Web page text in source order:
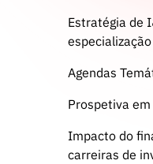
Estratégia de
Agendas
Prospetiva
Impacto do
carreiras de